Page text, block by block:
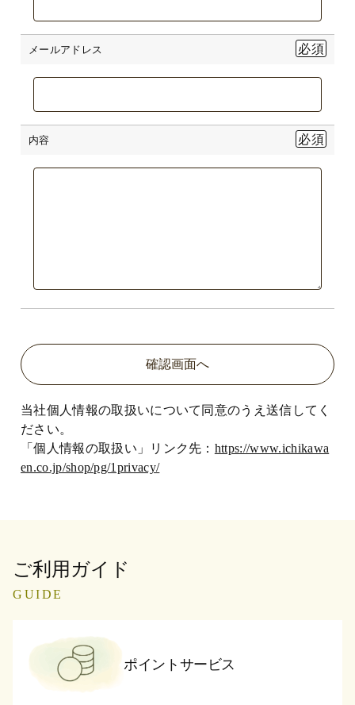
メールアドレス
内容
当社個人情報の取扱いについて同意のうえ送信してく
ださい。
「個人情報の取扱い」リンク先： https://www.ichikawa
en.co.jp/shop/pg/1privacy/
ご利用ガイド
GUIDE
ポイントサービス